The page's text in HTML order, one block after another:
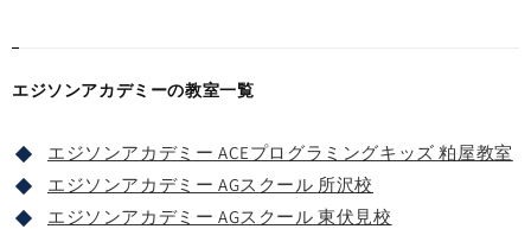
エジソンアカデミーの教室一覧
エジソンアカデミー ACEプログラミングキッズ 粕屋教室
エジソンアカデミー AGスクール 所沢校
エジソンアカデミー AGスクール 東伏見校